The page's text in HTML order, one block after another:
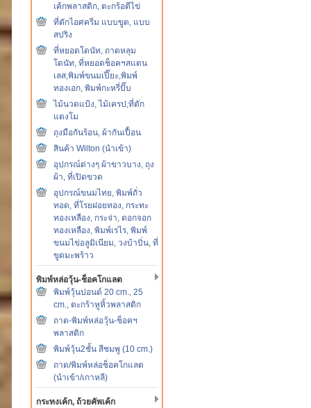
เค้กพลาสติก, ตะกร้อตีไข่
ที่ตักไอศครีม แบบขูด, แบบ
สปริง
ที่หยอดโดนัท, ถาดหลุม
โดนัท, ที่หยอดช็อคฯสแตน
เลส,พิมพ์ขนมเปี๊ยะ,พิมพ์
ทองเอก, พิมพ์กะหรี่ปั๊บ
ไม้นวดแป้ง, ไม้เครป,ที่ตัก
แตงโม
ถุงมือกันร้อน, ผ้ากันเปื้อน
สินค้า Wilton (นำเข้า)
อุปกรณ์ต่างๆ ผ้าขาวบาง, ถุง
ผ้า, ที่เปิดขวด
อุปกรณ์ขนมไทย, พิมพ์ถั่ว
ทอด, ที่โรยฝอยทอง, กระทะ
ทองเหลือง, กระจ่า, ดอกจอก
ทองเหลือง, พิมพ์เรไร, พิมพ์
ขนมไข่อลูมิเนียม, วงบ้าบิ่น, ที่
ขูดมะพร้าว
พิมพ์หล่อวุ้น-ช็อคโกแลต
พิมพ์วุ้นปอนด์ 20 cm., 25
cm., ตะกร้าหูหิ้วพลาสติก
ถาด-พิมพ์หล่อวุ้น-ช็อคฯ
พลาสติก
พิมพ์วุ้น2ชั้น สีชมพู (10 cm.)
ถาด/พิมพ์หล่อช็อคโกแลต
(นำเข้า/เกาหลี)
กระทงเค้ก, ถ้วยคัพเค้ก